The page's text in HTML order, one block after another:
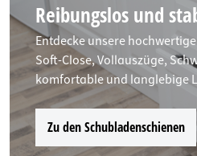
Reibungslos und
Entdecke unsere
Soft-Close, Vollauszüge,
komfortable und langlebige
Zu den Schubladenschienen